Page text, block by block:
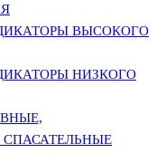
ВЫСОКОГО
НИЗКОГО